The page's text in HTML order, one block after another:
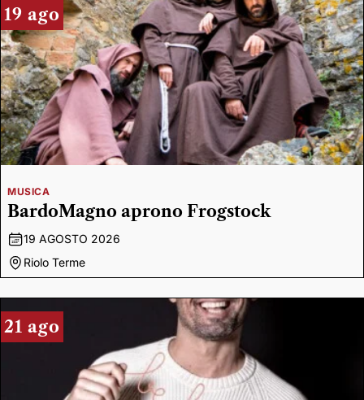
19 ago
MUSICA
BardoMagno aprono Frogstock
19 AGOSTO 2026
Riolo Terme
21 ago